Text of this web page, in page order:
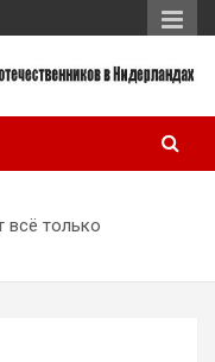
Совет
в
всё только